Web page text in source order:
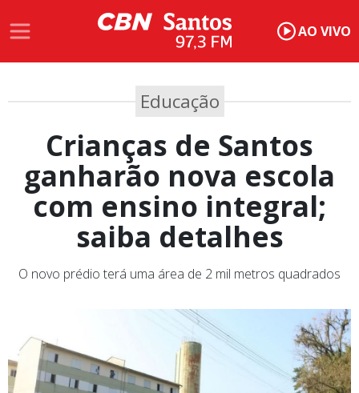
AO VIVO
Educação
Crianças de Santos
ganharão nova escola
com ensino integral;
saiba detalhes
O novo prédio terá uma área de 2 mil metros quadrados